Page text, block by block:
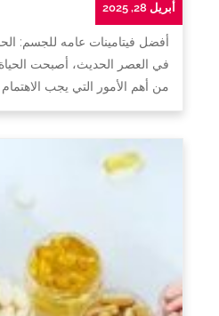
أبريل 28, 2025
أفضل فيتامينات عامه للجسم:
في العصر الحديث، أصبحت الحياة
من أهم الأمور التي يجب